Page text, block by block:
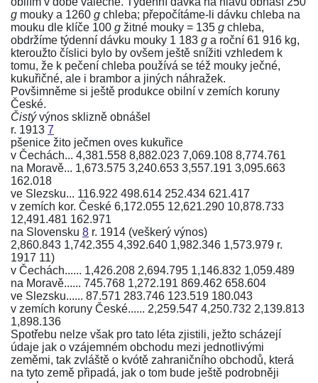
g mouky a 1260 g chleba; přepočítáme-li dávku chleba na
mouku dle klíče 100 g žitné mouky = 135 g chleba,
obdržíme týdenní dávku mouky 1 183 g a roční 61 916 kg,
kteroužto číslici bylo by ovšem ještě snížiti vzhledem k
tomu, že k pečení chleba používá se též mouky ječné,
kukuřičné, ale i brambor a jiných náhražek.
Povšimněme si ještě produkce obilní v zemích koruny
České.
Čistývýnos sklizně obnášel
r. 1913 7
pšenice žito ječmen oves kukuřice
v Čechách... 4,381.558 8,882.023 7,069.108 8,774.761
na Moravě... 1,673.575 3,240.653 3,557.191 3,095.663
162.018
ve Slezsku... 116.922 498.614 252.434 621.417
v zemích kor. České 6,172.055 12,621.290 10,878.733
12,491.481 162.971
na Slovensku 8 r. 1914 (veškerý výnos)
2,860.843 1,742.355 4,392.640 1,982.346 1,573.979 r.
1917 11)
v Čechách...... 1,426.208 2,694.795 1,146.832 1,059.489
na Moravě...... 745.768 1,272.191 869.462 658.604
ve Slezsku...... 87.571 283.746 123.519 180.043
v zemích koruny České...... 2,259.547 4,250.732 2,139.813
1,898.136
Spotřebu nelze však pro tato léta zjistili, ježto scházejí
údaje jak o vzájemném obchodu mezi jednotlivými
zeměmi, tak zvláště o kvótě zahraničního obchodů, která
na tyto země připadá, jak o tom bude ještě podrobněji